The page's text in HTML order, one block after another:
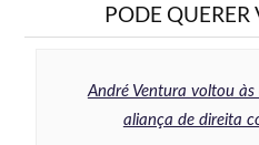
PODE QUERER
André Ventura voltou às
aliança de direita